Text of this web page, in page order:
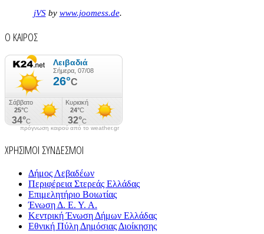
jVSby www.joomess.de.
Ο ΚΑΙΡΟΣ
πρόγνωση καιρού από το weather.gr
ΧΡΗΣΙΜΟΙ ΣΥΝΔΕΣΜΟΙ
Δήμος Λεβαδέων
Περιφέρεια Στερεάς Ελλάδας
Επιμελητήριο Βοιωτίας
Ένωση Δ. Ε. Υ. Α.
Κεντρική Ένωση Δήμων Ελλάδας
Εθνική Πύλη Δημόσιας Διοίκησης